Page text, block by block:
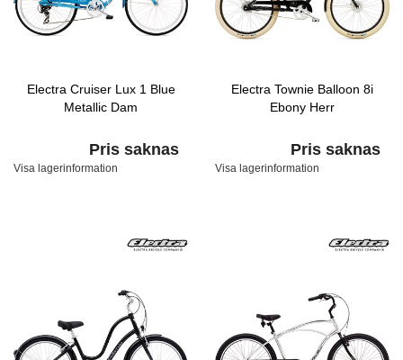
Electra Cruiser Lux 1 Blue
Metallic Dam
Pris saknas
Visa lagerinformation
Electra Townie Balloon 8i
Ebony Herr
Pris saknas
Visa lagerinformation